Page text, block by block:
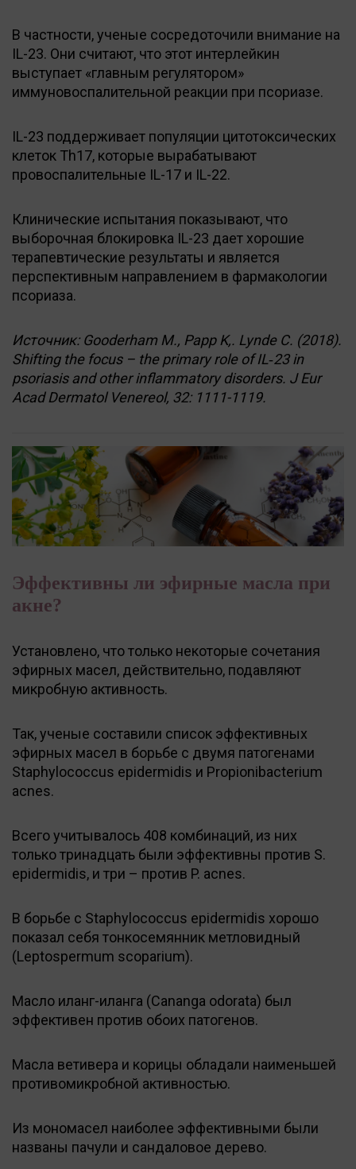
В частности, ученые сосредоточили внимание на
IL-23. Они считают, что этот интерлейкин
выступает «главным регулятором»
иммуновоспалительной реакции при псориазе.
IL-23 поддерживает популяции цитотоксических
клеток Th17, которые вырабатывают
провоспалительные IL-17 и IL-22.
Клинические испытания показывают, что
выборочная блокировка IL-23 дает хорошие
терапевтические результаты и является
перспективным направлением в фармакологии
псориаза.
Источник: Gooderham M., Papp K,. Lynde C. (2018).
Shifting the focus – the primary role of IL‐23 in
psoriasis and other inflammatory disorders. J Eur
Acad Dermatol Venereol, 32: 1111-1119.
Эффективны ли эфирные масла при
акне?
Установлено, что только некоторые сочетания
эфирных масел, действительно, подавляют
микробную активность.
Так, ученые составили список эффективных
эфирных масел в борьбе с двумя патогенами
Staphylococcus epidermidis и Propionibacterium
acnes.
Всего учитывалось 408 комбинаций, из них
только тринадцать были эффективны против S.
epidermidis, и три – против P. acnes.
В борьбе с Staphylococcus epidermidis хорошо
показал себя тонкосемянник метловидный
(Leptospermum scoparium).
Масло иланг-иланга (Cananga odorata) был
эффективен против обоих патогенов.
Масла ветивера и корицы обладали наименьшей
противомикробной активностью.
Из мономасел наиболее эффективными были
названы пачули и сандаловое дерево.